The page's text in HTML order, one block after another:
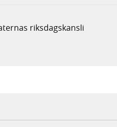
riksdagskansli